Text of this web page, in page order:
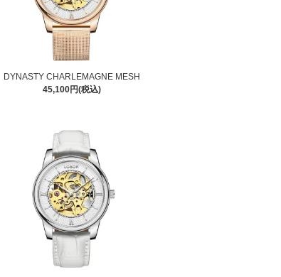
DYNASTY CHARLEMAGNE MESH
45,100円(税込)